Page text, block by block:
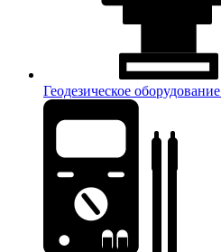
Геодезическое оборудование